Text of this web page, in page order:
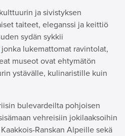
ja sivistyksen
taiteet, eleganssi ja keittiö
sydän sykkii
jonka lukemattomat ravintolat,
museot ovat ehtymätön
ystävälle, kulinaristille kuin
bulevardeilta pohjoisen
vehreisiin jokilaaksoihin
Ranskan Alpeille sekä